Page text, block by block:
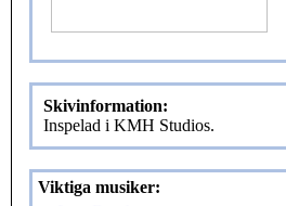
Skivinformation:
Inspelad i KMH Studios.
Viktiga musiker: